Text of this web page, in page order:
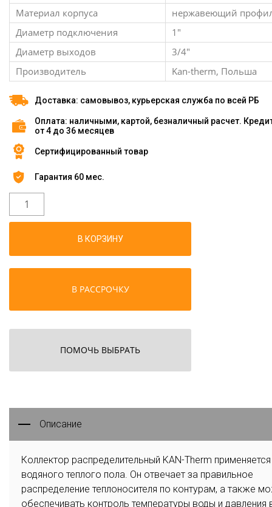
Материал корпуса
нержавеющий
Диаметр подключения
1″
Диаметр выходов
3/4″
Производитель
Kan-therm, Польша
Доставка: самовывоз, курьерская служба по всей РБ
Оплата: наличными, картой, безналичный расчет.
от 4 до 36 месяцев
Сертифицированный товар
Гарантия 60 мес.
В КОРЗИНУ
В РАССРОЧКУ
ПОМОЧЬ ВЫБРАТЬ
Описание
Коллектор распределительный KAN-Therm
водяного теплого пола. Он отвечает за правильное
распределение теплоносителя по контурам, а также
обеспечивать контроль температуры воды и давления